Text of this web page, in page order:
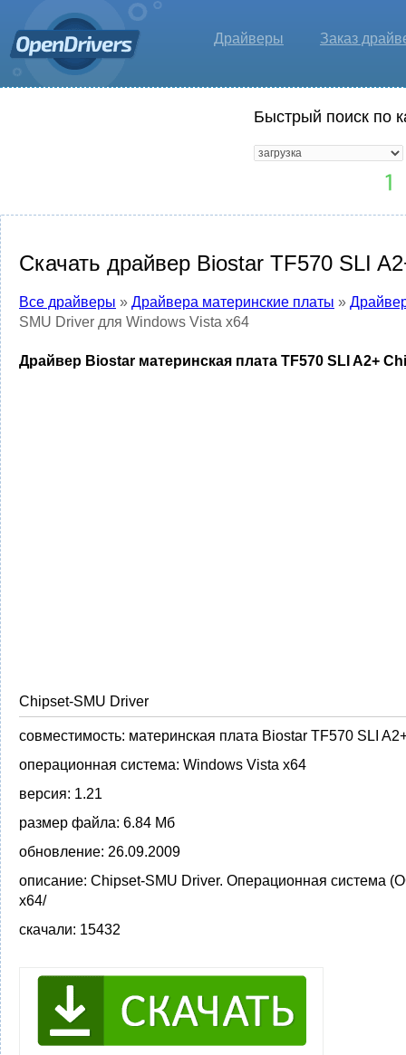
Драйверы Заказ
Быстрый поиск по
Скачать драйвер Biostar TF570 SLI
Все драйверы » Драйвера материнские платы »
SMU Driver для Windows Vista x64
Драйвер Biostar материнская плата TF570 SLI A2+
Chipset-SMU Driver
совместимость: материнская плата Biostar TF570 SLI
операционная система: Windows Vista x64
версия: 1.21
размер файла: 6.84 Мб
обновление: 26.09.2009
описание: Chipset-SMU Driver. Операционная система
x64/
скачали: 15432